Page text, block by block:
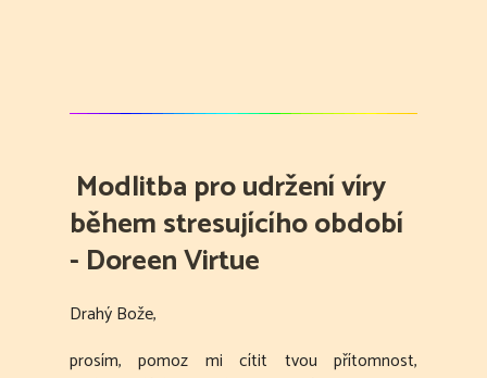
Modlitba pro udržení víry
během stresujícího období
- Doreen Virtue
Drahý Bože,
prosím, pomoz mi cítit tvou přítomnost,